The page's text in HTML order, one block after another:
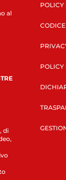
al
di
POLICY
POLICY